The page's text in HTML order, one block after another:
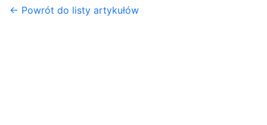
← Powrót do listy artykułów